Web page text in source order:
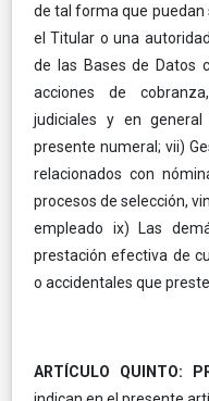
de tal forma que
el Titular o una
de las Bases de Datos
acciones de
judiciales y en
presente numeral; vii)
relacionados con
procesos de selección,
empleado ix) Las
prestación efectiva de
o accidentales que
ARTÍCULO QUINTO: